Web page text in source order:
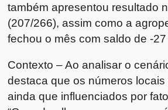
também apresentou resultado
(207/266), assim como a
fechou o mês com saldo de -
Contexto – Ao analisar o
destaca que os números
ainda que influenciados por